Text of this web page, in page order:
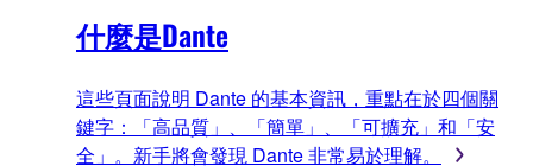
什麼是Dante
這些頁面說明 Dante 的基本資訊，重點在於四個關
鍵字：「高品質」、「簡單」、「可擴充」和「安
全」。新手將會發現 Dante 非常易於理解。